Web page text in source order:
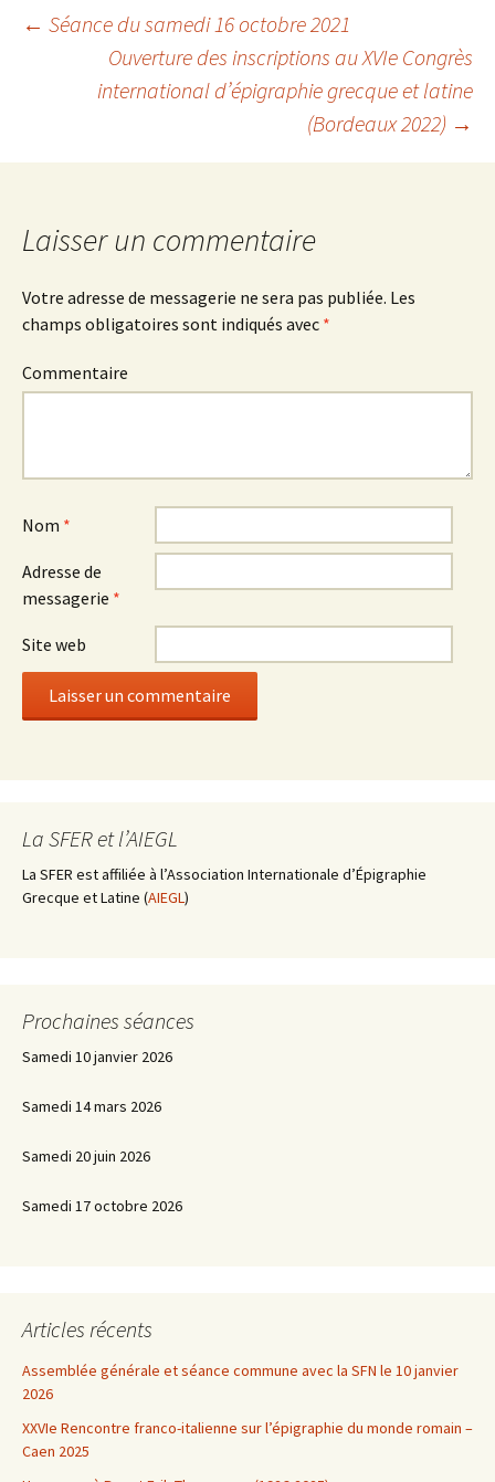
Navigation
des
articles
← Séance du samedi 16 octobre 2021
Ouverture des inscriptions au XVIe Congrès
international d’épigraphie grecque et latine
(Bordeaux 2022) →
Laisser un commentaire
Votre adresse de messagerie ne sera pas publiée. Les
champs obligatoires sont indiqués avec *
Commentaire
Nom *
Adresse de
messagerie *
Site web
La SFER et l’AIEGL
La SFER est affiliée à l’Association Internationale d’Épigraphie
Grecque et Latine (AIEGL)
Prochaines séances
Samedi 10 janvier 2026
Samedi 14 mars 2026
Samedi 20 juin 2026
Samedi 17 octobre 2026
Articles récents
Assemblée générale et séance commune avec la SFN le 10 janvier
2026
XXVIe Rencontre franco-italienne sur l’épigraphie du monde romain –
Caen 2025